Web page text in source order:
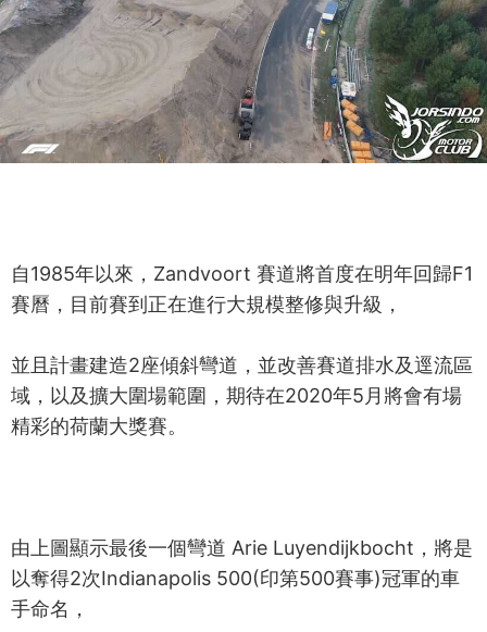
自1985年以來，Zandvoort 賽道將首度在明年回歸F1
賽曆，目前賽到正在進行大規模整修與升級，
並且計畫建造2座傾斜彎道，並改善賽道排水及逕流區
域，以及擴大圍場範圍，期待在2020年5月將會有場
精彩的荷蘭大獎賽。
由上圖顯示最後一個彎道 Arie Luyendijkbocht，將是
以奪得2次Indianapolis 500(印第500賽事)冠軍的車
手命名，